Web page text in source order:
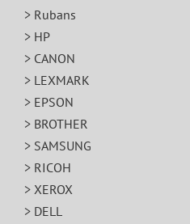
> Rubans
> HP
> CANON
> LEXMARK
> EPSON
> BROTHER
> SAMSUNG
> RICOH
> XEROX
> DELL